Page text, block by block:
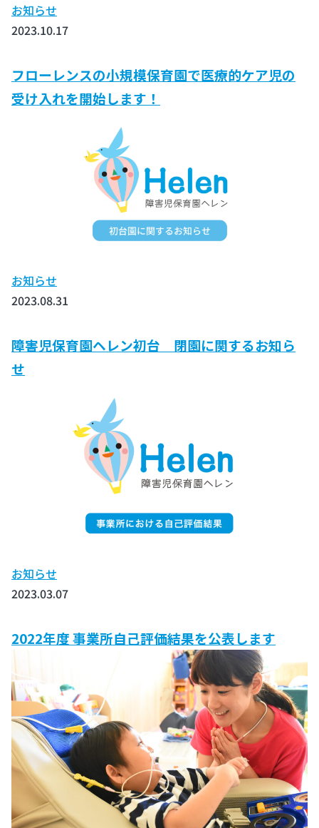
お知らせ
2023.10.17
フローレンスの小規模保育園で医療的ケア児の
受け入れを開始します！
お知らせ
2023.08.31
障害児保育園ヘレン初台 閉園に関するお知ら
せ
お知らせ
2023.03.07
2022年度 事業所自己評価結果を公表します